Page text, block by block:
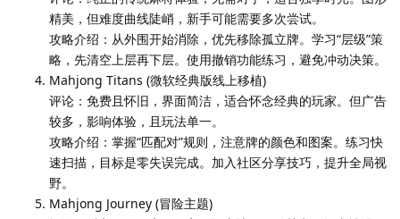
精美，但难度曲线陡峭，新手可能需要多次尝试。
攻略介绍：从外围开始消除，优先移除孤立牌。学习“层级”策
略，先清空上层再下层。使用撤销功能练习，避免冲动决策。
Mahjong Titans (微软经典版线上移植)
评论：免费且怀旧，界面简洁，适合怀念经典的玩家。但广告
较多，影响体验，且玩法单一。
攻略介绍：掌握“匹配对”规则，注意牌的颜色和图案。练习快
速扫描，目标是零失误完成。加入社区分享技巧，提升全局视
野。
Mahjong Journey (冒险主题)